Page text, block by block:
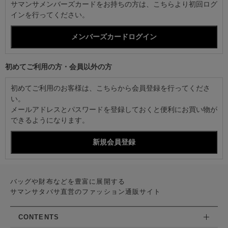
サマンサメンバーズカードをお持ちの方は、こちらより初回ログ
インを行ってください。
初めてご利用の方・会員以外の方
初めてご利用のお客様は、こちらから会員登録を行ってくださ
い。
メールアドレスとパスワードを登録しておくと便利にお買い物が
できるようになります。
バッグや財布などを豊富に展開する
サマンサタバサ直営のファッション通販サイト
CONTENTS